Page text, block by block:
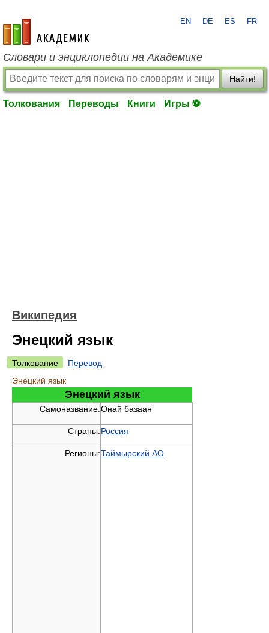
academic.ru
EN DE ES FR
Словари и энциклопедии на Академике
Найти!
Толкования Переводы Книги Игры ⚽
Википедия
Энецкий язык
Толкование
Перевод
Энецкий язык
Энецкий язык
Самоназвание:Онай базаан
Страны:Россия
Регионы:Таймырский АО